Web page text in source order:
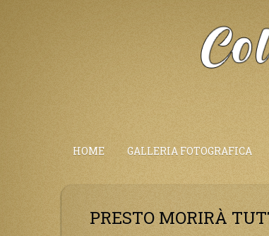
HOME GALLERIA FOTOGRAFICA
PRESTO MORIRÀ